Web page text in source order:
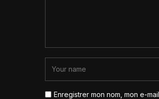
Enregistrer mon nom, mon e-